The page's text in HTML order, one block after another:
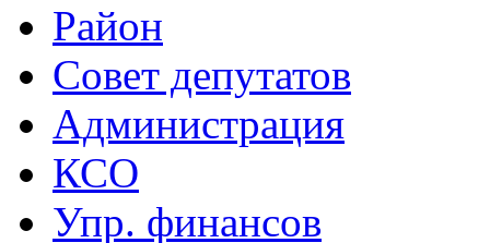
Район
Совет депутатов
Администрация
КСО
Упр. финансов